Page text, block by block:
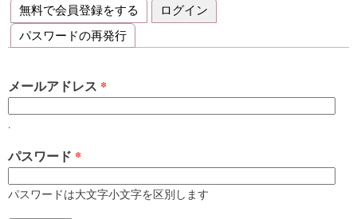
プライマリータブ
無料で会員登録をする ログイン
パスワードの再発行
メールアドレス *
.
パスワード *
パスワードは大文字小文字を区別します